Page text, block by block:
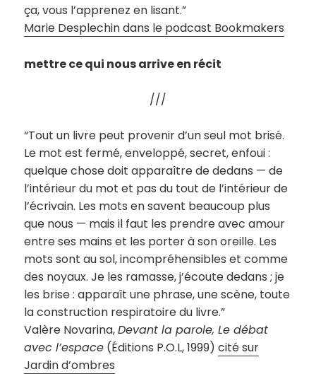
ça, vous l’apprenez en lisant.”
Marie Desplechin dans le podcast Bookmakers
mettre ce qui nous arrive en récit
///
“Tout un livre peut provenir d’un seul mot brisé.
Le mot est fermé, enveloppé, secret, enfoui :
quelque chose doit apparaître de dedans — de
l’intérieur du mot et pas du tout de l’intérieur de
l’écrivain. Les mots en savent beaucoup plus
que nous — mais il faut les prendre avec amour
entre ses mains et les porter à son oreille. Les
mots sont au sol, incompréhensibles et comme
des noyaux. Je les ramasse, j’écoute dedans ; je
les brise : apparaît une phrase, une scène, toute
la construction respiratoire du livre.”
Valère Novarina,Devant la parole, Le débat
avec l’espace (Éditions P.O.L, 1999)cité sur
Jardin d’ombres